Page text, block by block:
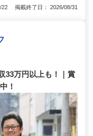
22 掲載終了日： 2026/08/31
33万円以上も！｜賞
！